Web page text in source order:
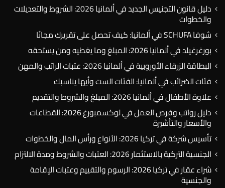
دليل قانون التجنيس الجديد في ألمانيا 2026: الشروط والتعديلات
والخطوات
شوفا SCHUFA في ألمانيا: كيف تحصل على تقريرك مجانًا
بورغرغيلد في ألمانيا 2026: المبلغ وما يغطيه ومن يستحقه
البطاقة الزرقاء الأوروبية في ألمانيا 2026: عتبات الراتب والمهن
فئات الضرائب في ألمانيا: الفئات الست وأيها يناسبك
علاوة الأطفال في ألمانيا 2026: المبلغ والشروط والتقديم
دليل رواتب وفرص العمل في لوكسمبورغ 2026: القطاعات
والأسعار والتأشيرة
تأسيس شركة في تركيا 2026: الأنواع ورأس المال والخطوات
الجنسية التركية بالاستثمار 2026: العتبات والشروط ومدة الالتزام
شراء عقار في تركيا 2026: الرسوم والتقييم وعتبات الإقامة
والجنسية